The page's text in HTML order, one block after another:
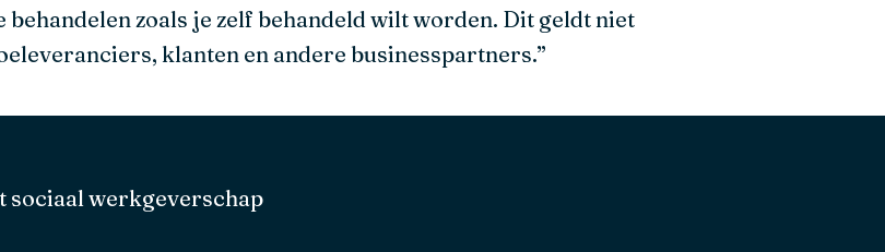
zoals je zelf behandeld wilt worden. Dit geldt niet
klanten en andere businesspartners.”
werkgeverschap